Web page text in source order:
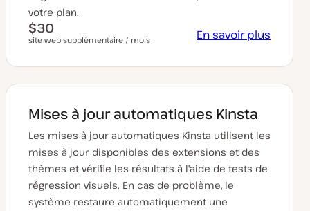
votre plan.
$30
site web supplémentaire / mois En savoir plus
Mises à jour automatiques Kinsta
Les mises à jour automatiques Kinsta utilisent les
mises à jour disponibles des extensions et des
thèmes et vérifie les résultats à l'aide de tests de
régression visuels. En cas de problème, le
système restaure automatiquement une